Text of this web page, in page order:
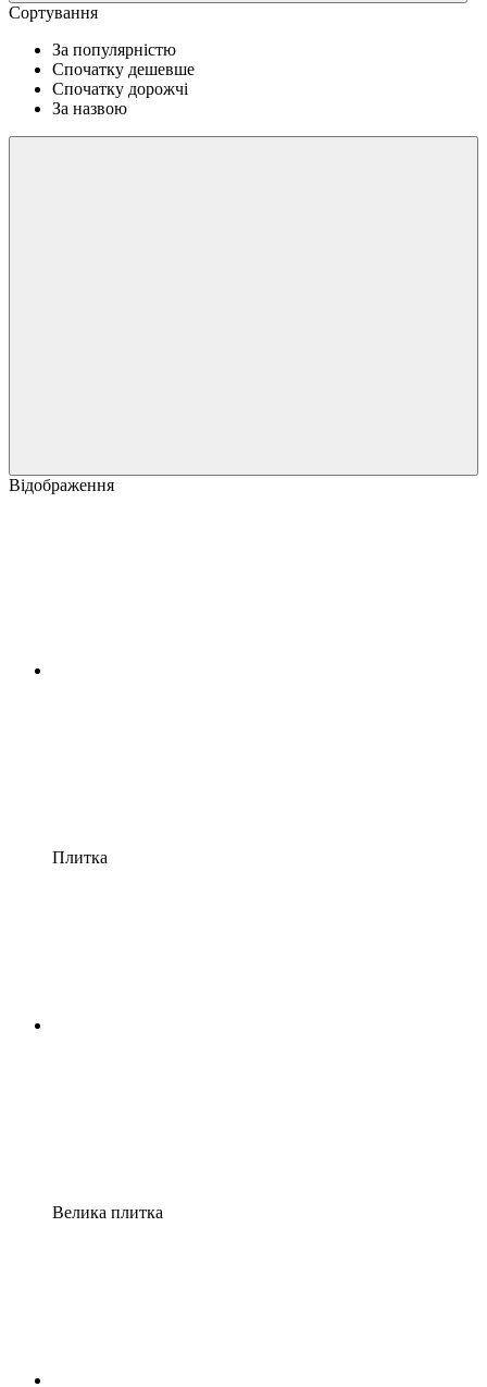
Сортування
За популярністю
Спочатку дешевше
Спочатку дорожчі
За назвою
Відображення
Плитка
Велика плитка